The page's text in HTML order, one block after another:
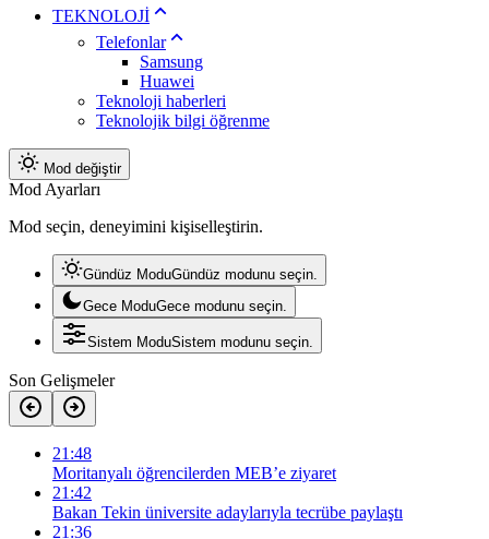
TEKNOLOJİ
Telefonlar
Samsung
Huawei
Teknoloji haberleri
Teknolojik bilgi öğrenme
Mod değiştir
Mod Ayarları
Mod seçin, deneyimini kişiselleştirin.
Gündüz ModuGündüz modunu seçin.
Gece ModuGece modunu seçin.
Sistem ModuSistem modunu seçin.
Son Gelişmeler
21:48
Moritanyalı öğrencilerden MEB’e ziyaret
21:42
Bakan Tekin üniversite adaylarıyla tecrübe paylaştı
21:36